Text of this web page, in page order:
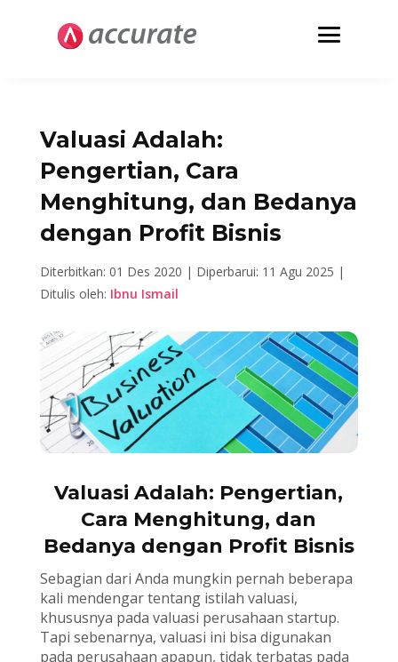
Valuasi Adalah:
Pengertian, Cara
Menghitung, dan Bedanya
dengan Profit Bisnis
Diterbitkan: 01 Des 2020 | Diperbarui: 11 Agu 2025 |
Ditulis oleh: Ibnu Ismail
Valuasi Adalah: Pengertian,
Cara Menghitung, dan
Bedanya dengan Profit Bisnis
Sebagian dari Anda mungkin pernah beberapa
kali mendengar tentang istilah valuasi,
khususnya pada valuasi perusahaan startup.
Tapi sebenarnya, valuasi ini bisa digunakan
pada perusahaan apapun, tidak terbatas pada